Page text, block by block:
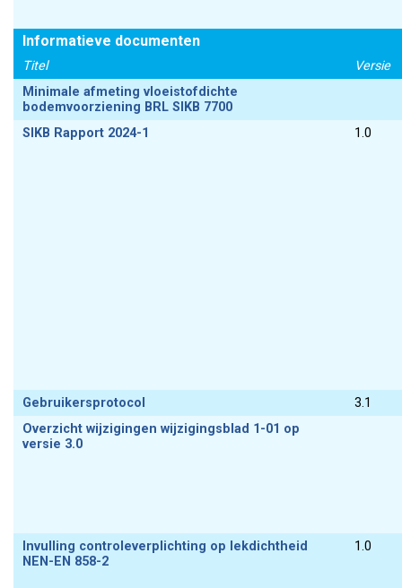
Informatieve documenten
Titel
Versie
Minimale afmeting vloeistofdichte
bodemvoorziening BRL SIKB 7700
SIKB Rapport 2024-1
1.0
Gebruikersprotocol
3.1
Overzicht wijzigingen wijzigingsblad 1-01 op
versie 3.0
Invulling controleverplichting op lekdichtheid
NEN-EN 858-2
1.0